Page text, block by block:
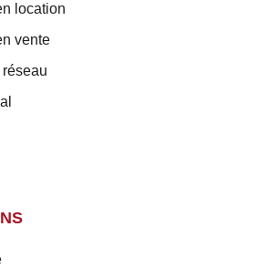
location
vente